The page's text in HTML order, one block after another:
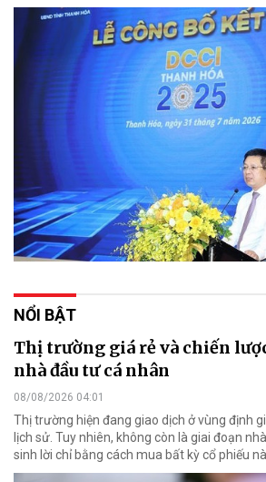
NỔI BẬT
Thị trường giá rẻ và chiến
nhà đầu tư cá nhân
08/08/2026 04:01
Thị trường hiện đang giao dịch ở vùng định
lịch sử. Tuy nhiên, không còn là giai đoạn
sinh lời chỉ bằng cách mua bất kỳ cổ phiếu